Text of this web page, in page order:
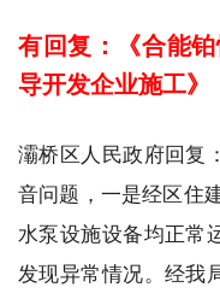
有回复：《合能
导开发企业施工》
灞桥区人民政府回复
音问题，一是经区住
水泵设施设备均正常
发现异常情况。经我